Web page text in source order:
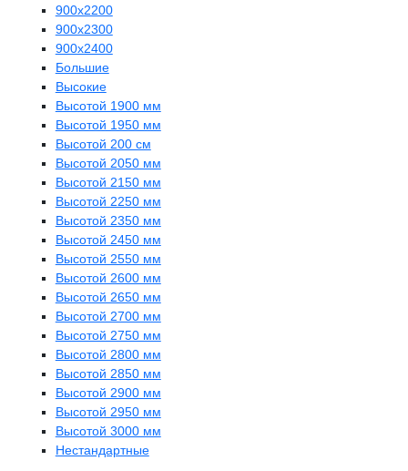
900х2200
900х2300
900х2400
Большие
Высокие
Высотой 1900 мм
Высотой 1950 мм
Высотой 200 см
Высотой 2050 мм
Высотой 2150 мм
Высотой 2250 мм
Высотой 2350 мм
Высотой 2450 мм
Высотой 2550 мм
Высотой 2600 мм
Высотой 2650 мм
Высотой 2700 мм
Высотой 2750 мм
Высотой 2800 мм
Высотой 2850 мм
Высотой 2900 мм
Высотой 2950 мм
Высотой 3000 мм
Нестандартные